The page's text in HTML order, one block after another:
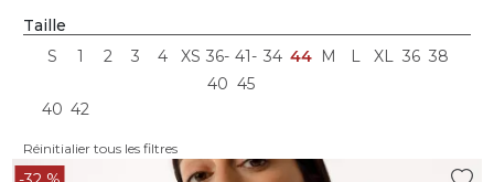
Taille
S
1 2 3 4 XS 36-
40
41-
45
34 44 M L XL 36 38
40 42
Réinitialier tous les filtres